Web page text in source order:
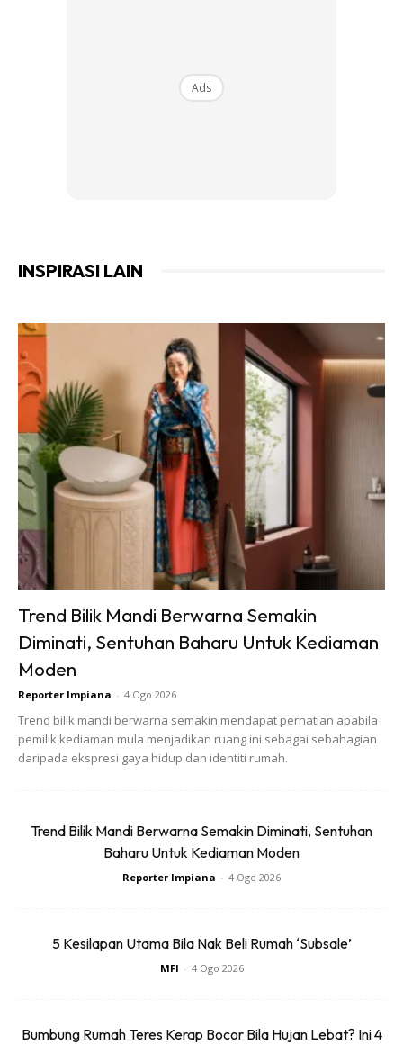
Pokok sayuran yang segar dengan penggunaan baja kompos yang terbaik
Puan Aida Haniza yang dihubungi oleh IMPIANA untuk
merealisasikan impian melihat keindahan lorong belakang
rumah Garden 8 ini tercapai apabila Puan Aida berbesar
hati menerima kunjungan IMPIANA. Beliau adalah isteri
kepada Encik Iqmal yang sangat bersemangat dengan
laman mini pada lorong belakang rumah mereka.
Ads
INSPIRASI LAIN
Trend Bilik Mandi Berwarna Semakin
Diminati, Sentuhan Baharu Untuk Kediaman
Moden
Reporter Impiana - 4 Ogo 2026
Trend bilik mandi berwarna semakin mendapat perhatian apabila
pemilik kediaman mula menjadikan ruang ini sebagai sebahagian
daripada ekspresi gaya hidup dan identiti rumah.
Trend Bilik Mandi Berwarna Semakin Diminati, Sentuhan
Baharu Untuk Kediaman Moden
Reporter Impiana - 4 Ogo 2026
5 Kesilapan Utama Bila Nak Beli Rumah ‘Subsale’
MFI - 4 Ogo 2026
Bumbung Rumah Teres Kerap Bocor Bila Hujan Lebat? Ini 4